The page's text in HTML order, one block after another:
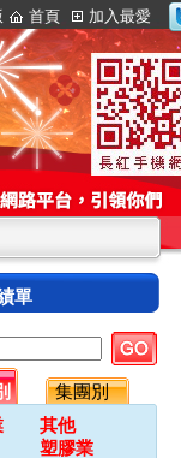
首頁 加入最愛
單
集團別
其他
塑膠業